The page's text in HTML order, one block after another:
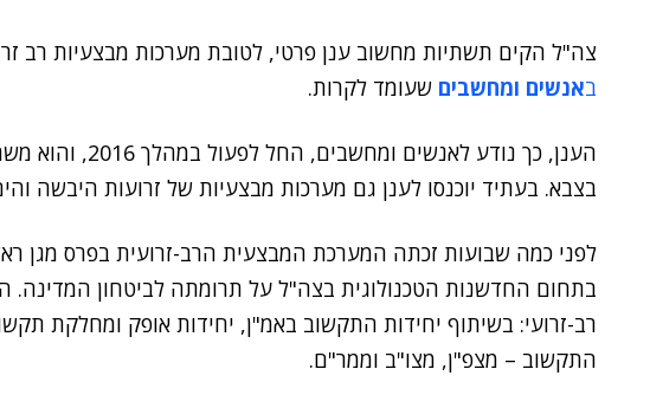
צה"ל הקים תשתיות מחשוב ענן פרטי, לטובת מערכות מבצעיות רב
באנשים ומחשבים שעומד לקרות.
הענן, כך נודע
בצבא. בעתיד יוכנסו לענן גם מערכות מבצעיות של זרועות היבשה
לפני כמה שבועות זכתה המערכת המבצעית הרב-זרועית בפרס מגן
בתחום החדשנות הטכנולוגית בצה"ל על תרומתה לביטחון המדינה.
רב-זרועי: בשיתוף יחידות התקשוב באמ"ן, יחידות אופק ומחלקת
התקשוב – מצפ"ן, מצו"ב וממר"ם.